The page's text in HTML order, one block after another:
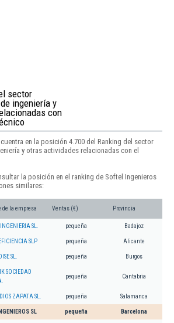
sector
ingeniería y
con
en la posición 4.700 del Ranking del sector
y otras actividades relacionadas con el
la posición en el ranking de Softel Ingenieros
similares:
de la empresa Ventas (€) Provincia
SL. pequeña Badajoz
SLP pequeña Alicante
SL. pequeña Burgos
SOCIEDAD
pequeña Cantabria
ZAPATA SL. pequeña Salamanca
SL pequeña Barcelona